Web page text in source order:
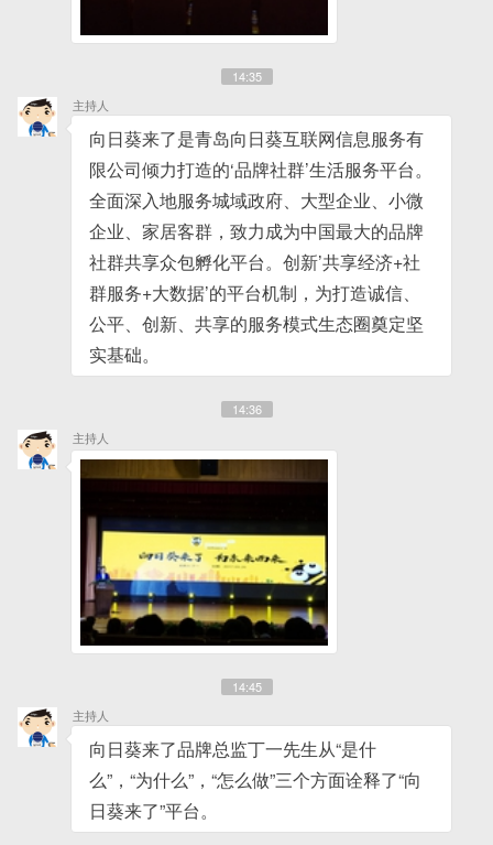
14:35
主持人
向日葵来了是青岛向日葵互联网信息服务有
限公司倾力打造的‘品牌社群’生活服务平台。
全面深入地服务城域政府、大型企业、小微
企业、家居客群，致力成为中国最大的品牌
社群共享众包孵化平台。创新’共享经济+社
群服务+大数据’的平台机制，为打造诚信、
公平、创新、共享的服务模式生态圈奠定坚
实基础。
14:36
主持人
14:45
主持人
向日葵来了品牌总监丁一先生从“是什
么”，“为什么”，“怎么做”三个方面诠释了“向
日葵来了”平台。